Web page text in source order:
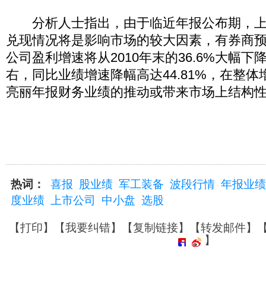
分析人士指出，由于临近年报公布期，
兑现情况将是影响市场的较大因素，有券商
公司盈利增速将从2010年末的36.6%大幅下
右，同比业绩增速降幅高达44.81%，在整体
亮丽年报财务业绩的推动或带来市场上结构
热词： 喜报 股业绩 军工装备 波段行情 年报业绩
度业绩
上市公司 中小盘 选股
【打印】【我要纠错】【复制链接】【转发邮件】
】